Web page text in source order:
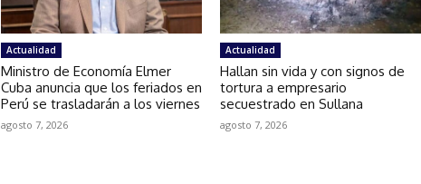
Actualidad
Ministro de Economía Elmer
Cuba anuncia que los feriados en
Perú se trasladarán a los viernes
agosto 7, 2026
Actualidad
Hallan sin vida y con signos de
tortura a empresario
secuestrado en Sullana
agosto 7, 2026